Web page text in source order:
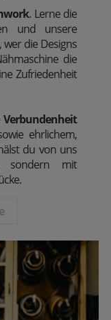
. Lerne die
und unsere
die Designs
die
Zufriedenheit
Verbundenheit
ehrlichem,
du von uns
sondern mit